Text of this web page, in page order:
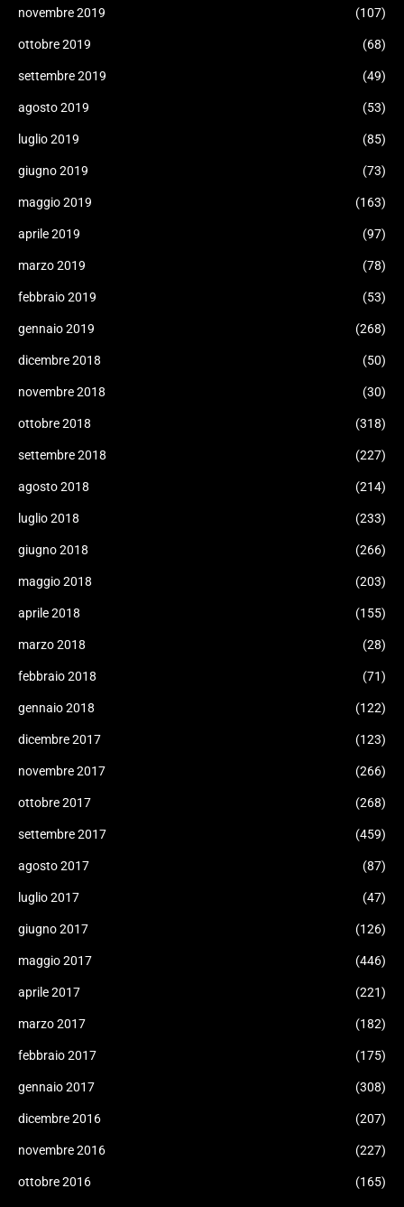
novembre 2019 (107)
ottobre 2019 (68)
settembre 2019 (49)
agosto 2019 (53)
luglio 2019 (85)
giugno 2019 (73)
maggio 2019 (163)
aprile 2019 (97)
marzo 2019 (78)
febbraio 2019 (53)
gennaio 2019 (268)
dicembre 2018 (50)
novembre 2018 (30)
ottobre 2018 (318)
settembre 2018 (227)
agosto 2018 (214)
luglio 2018 (233)
giugno 2018 (266)
maggio 2018 (203)
aprile 2018 (155)
marzo 2018 (28)
febbraio 2018 (71)
gennaio 2018 (122)
dicembre 2017 (123)
novembre 2017 (266)
ottobre 2017 (268)
settembre 2017 (459)
agosto 2017 (87)
luglio 2017 (47)
giugno 2017 (126)
maggio 2017 (446)
aprile 2017 (221)
marzo 2017 (182)
febbraio 2017 (175)
gennaio 2017 (308)
dicembre 2016 (207)
novembre 2016 (227)
ottobre 2016 (165)